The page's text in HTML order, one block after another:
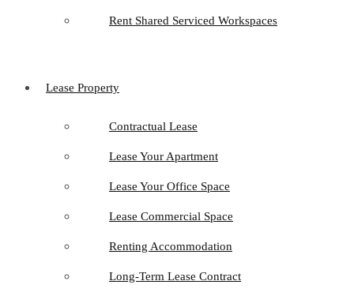
Rent Shared Serviced Workspaces
Lease Property
Contractual Lease
Lease Your Apartment
Lease Your Office Space
Lease Commercial Space
Renting Accommodation
Long-Term Lease Contract